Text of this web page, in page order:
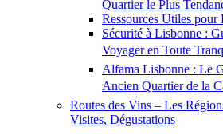
Quartier le Plus
Ressources Utiles pour
Sécurité à Lisbonne :
Voyager en Toute
Alfama Lisbonne : Le
Ancien Quartier de la
Routes des Vins – Les
Visites, Dégustations